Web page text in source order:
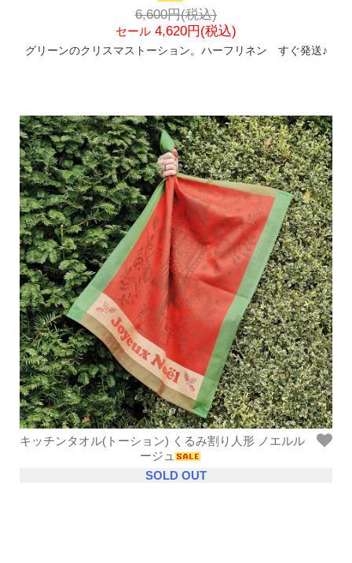
6,600円(税込)
セール 4,620円(税込)
グリーンのクリスマストーション。ハーフリネン すぐ発送♪
キッチンタオル(トーション) くるみ割り人形 ノエルル
ージュ
SOLD OUT